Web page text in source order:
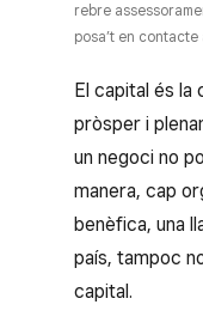
rebre
posa’t en
El capital és la
pròsper i
un negoci no
manera, cap
benèfica, una
país, tampoc
capital.